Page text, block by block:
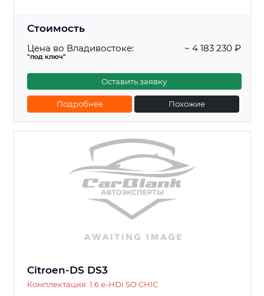
Стоимость
Цена во Владивостоке:
"под ключ"
~ 4 183 230 ₽
Оставить заявку
Подробнее Похожие
Citroen-DS DS3
Комплектация: 1.6 e-HDi SO CHIC